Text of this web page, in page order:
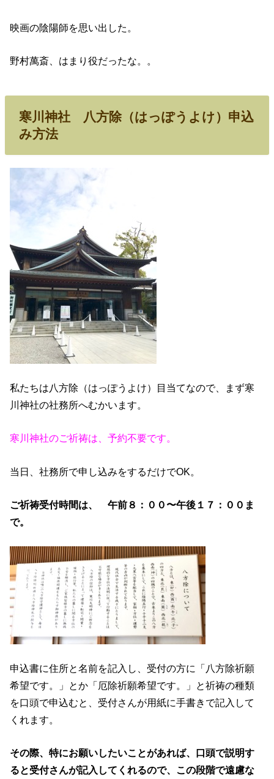
映画の陰陽師を思い出した。
野村萬斎、はまり役だったな。。
寒川神社 八方除（はっぽうよけ）申込
み方法
私たちは八方除（はっぽうよけ）目当てなので、まず寒
川神社の社務所へむかいます。
寒川神社のご祈祷は、予約不要です。
当日、社務所で申し込みをするだけでOK。
ご祈祷受付時間は、 午前８：００〜午後１７：００ま
で。
申込書に住所と名前を記入し、受付の方に「八方除祈願
希望です。」とか「厄除祈願希望です。」と祈祷の種類
を口頭で申込むと、受付さんが用紙に手書きで記入して
くれます。
その際、特にお願いしたいことがあれば、口頭で説明す
ると受付さんが記入してくれるので、この段階で遠慮な